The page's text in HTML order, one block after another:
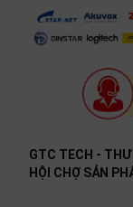
GTC TECH -
HỘI CHỢ SẢN